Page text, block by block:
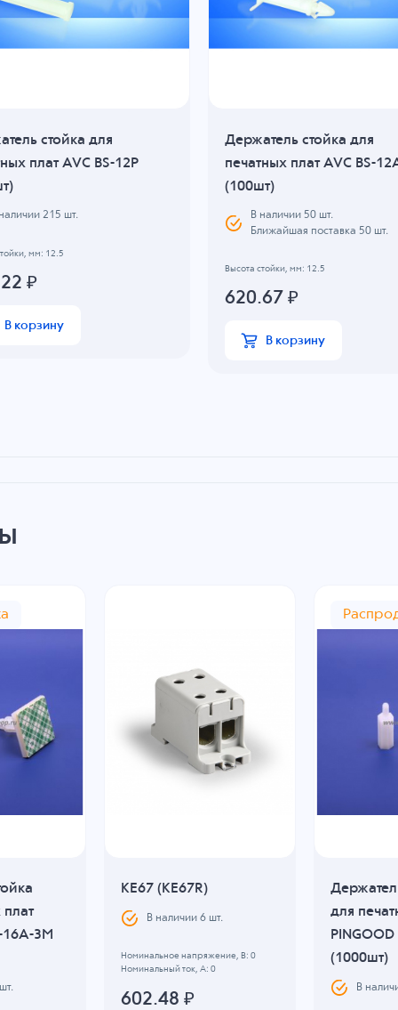
стойка для
плат AVC BS-12P
215 шт.
мм: 12.5
₽
В корзину
Держатель стойка для
печатных плат AVC BS-
(100шт)
В наличии 50шт.
Ближайшая поставка 50 шт.
Высота стойки, мм: 12.5
620.67 ₽
В корзину
плат
16A-3M
шт.
KE67 (KE67R)
В наличии6 шт.
Номинальное напряжение, B: 0
Номинальный ток, А: 0
602.48 ₽
для
PINGOOD
(1000шт)
В